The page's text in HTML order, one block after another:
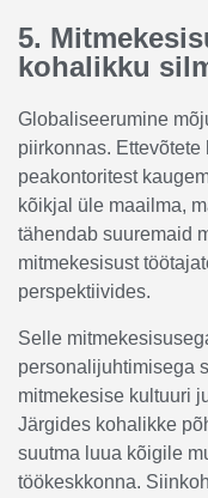
5.
kohalikku
Globaliseerumine
piirkonnas.
peakontoritest
kõikjal üle maailma,
tähendab suuremaid
mitmekesisust
perspektiivides.
Selle
personalijuhtimisega
mitmekesise kultuuri
Järgides kohalikke
suutma luua kõigile
töökeskkonna.